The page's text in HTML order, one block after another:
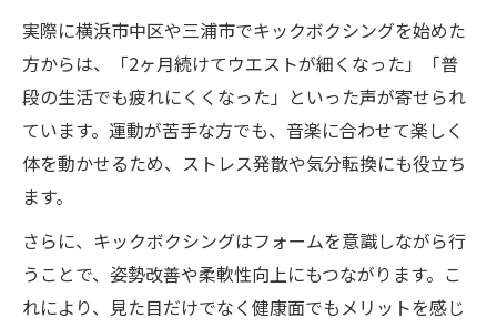
クシング
運動習慣化を支えるキックボクシングの特
徴
初めてでも続けやすいキックボクシングの
法
スポーツクラブ選びで大切なポイント
実際に横浜市中区や三浦市でキックボクシングを始めた
方からは、「2ヶ月続けてウエストが細くなった」「普
段の生活でも疲れにくくなった」といった声が寄せられ
ています。運動が苦手な方でも、音楽に合わせて楽しく
体を動かせるため、ストレス発散や気分転換にも役立ち
ます。
さらに、キックボクシングはフォームを意識しながら行
うことで、姿勢改善や柔軟性向上にもつながります。こ
れにより、見た目だけでなく健康面でもメリットを感じ